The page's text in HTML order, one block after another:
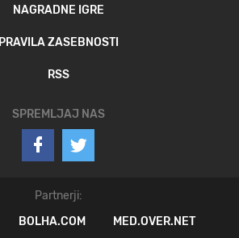
NAGRADNE IGRE
PRAVILA ZASEBNOSTI
RSS
SPREMLJAJ NAS
Partnerji:
BOLHA.COM MED.OVER.NET